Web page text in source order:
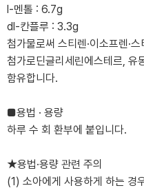
l-멘톨 : 6.7g
dl-칸플루 : 3.3g
첨가물로써 스티렌·이소프렌·
첨가로딘글리세린에스테르, 유
함유합니다.
■용법 · 용량
하루 수 회 환부에 붙입니다.
★용법·용량 관련 주의
(1) 소아에게 사용하게 하는 경